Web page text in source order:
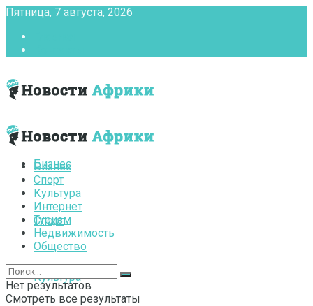
Пятница, 7 августа, 2026
Бизнес
Спорт
Культура
Бизнес
Спорт
Культура
Интернет
Туризм
Недвижимость
Общество
Нет результатов
Смотреть все результаты